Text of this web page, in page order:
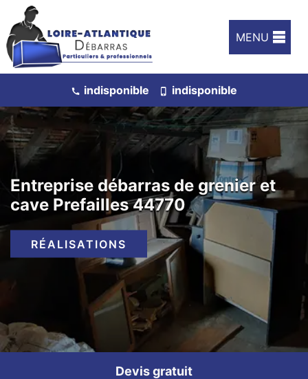
MENU
indisponible indisponible
Entreprise débarras de grenier et
cave Prefailles 44770
RÉALISATIONS
Devis gratuit